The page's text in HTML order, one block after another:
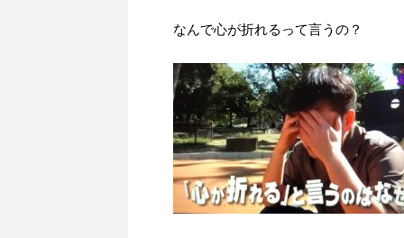
なんで心が折れるって言うの？